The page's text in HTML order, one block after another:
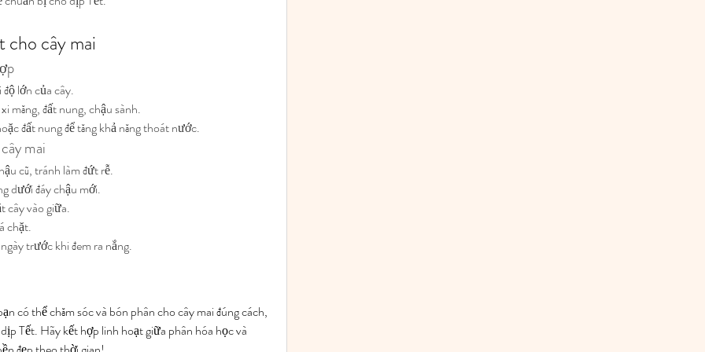
cho cây mai
lớn của cây.
măng, đất nung, chậu sành.
đất nung để tăng khả năng thoát nước.
mai
cũ, tránh làm đứt rễ.
dưới đáy chậu mới.
cây vào giữa.
chặt.
trước khi đem ra nắng.
có thể chăm sóc và bón phân cho cây mai đúng cách,
Tết. Hãy kết hợp linh hoạt giữa phân hóa học và